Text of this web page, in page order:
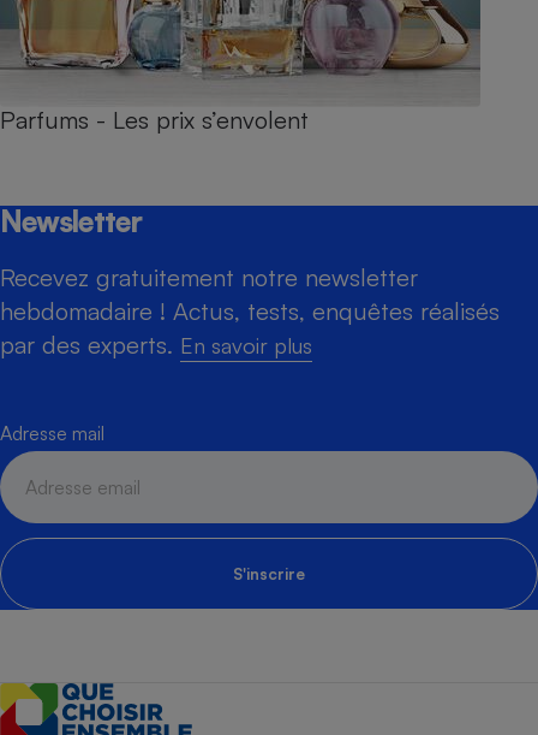
Parfums - Les prix s’envolent
Newsletter
Recevez gratuitement notre newsletter
hebdomadaire ! Actus, tests, enquêtes réalisés
par des experts. En savoir plus
Adresse mail
S'inscrire